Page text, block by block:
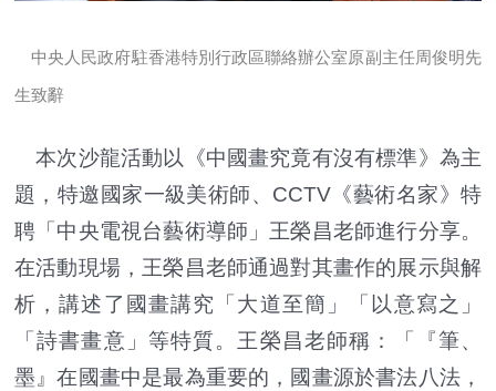
中央人民政府駐香港特別行政區聯絡辦公室原副主任周俊明先
生致辭
本次沙龍活動以《中國畫究竟有沒有標準》為主
題，特邀國家一級美術師、CCTV《藝術名家》特
聘「中央電視台藝術導師」王榮昌老師進行分享。
在活動現場，王榮昌老師通過對其畫作的展示與解
析，講述了國畫講究「大道至簡」「以意寫之」
「詩書畫意」等特質。王榮昌老師稱：「『筆、
墨』在國畫中是最為重要的，國畫源於書法八法，